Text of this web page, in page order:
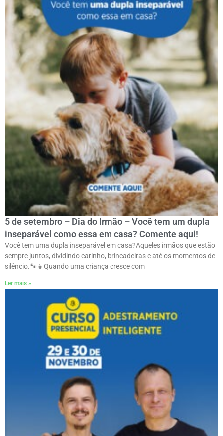
5 de setembro – Dia do Irmão – Você tem um dupla
inseparável como essa em casa? Comente aqui!
Você tem uma dupla inseparável em casa?Aqueles irmãos que estão
sempre juntos, dividindo carinho, brincadeiras e até os momentos de
silêncio.ㅤ🐾👧Quando uma criança cresce com
Ler mais »